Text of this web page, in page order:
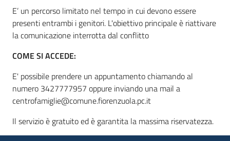
E’ un percorso limitato nel tempo in cui devono essere
presenti entrambi i genitori. L'obiettivo principale è riattivare
la comunicazione interrotta dal conflitto
COME SI ACCEDE:
E' possibile prendere un appuntamento chiamando al
numero 3427777957 oppure inviando una mail a
centrofamiglie@comune.fiorenzuola.pc.it
Il servizio è gratuito ed è garantita la massima riservatezza.